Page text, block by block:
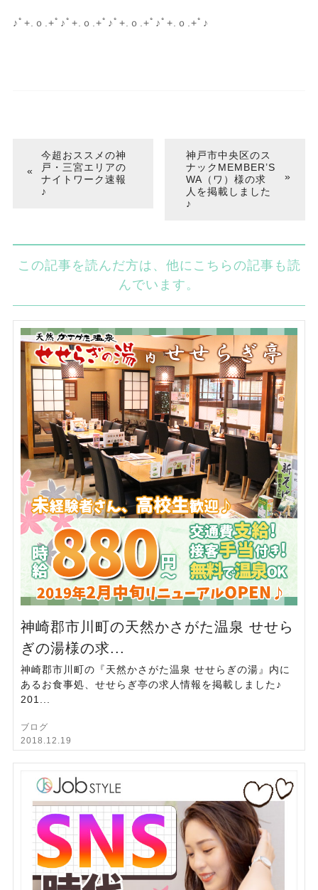
♪ﾟ+.ｏ.+ﾟ♪ﾟ+.ｏ.+ﾟ♪ﾟ+.ｏ.+ﾟ♪ﾟ+.ｏ.+ﾟ♪
今超おススメの神
戸・三宮エリアの
ナイトワーク速報
♪
神戸市中央区のス
ナックMEMBER’S
WA（ワ）様の求
人を掲載しました
♪
この記事を読んだ方は、他にこちらの記事も読
んでいます。
神崎郡市川町の天然かさがた温泉 せせら
ぎの湯様の求...
神崎郡市川町の『天然かさがた温泉 せせらぎの湯』内に
あるお食事処、せせらぎ亭の求人情報を掲載しました♪
201...
ブログ
2018.12.19